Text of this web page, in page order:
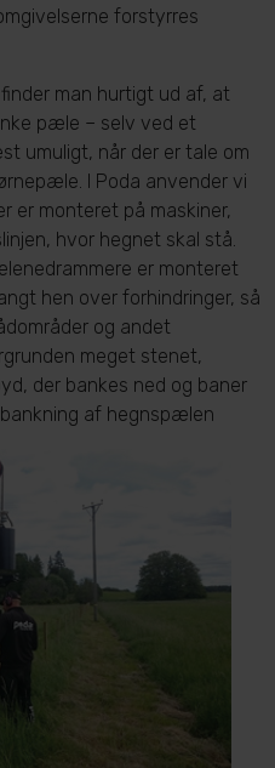
forstyrres
man hurtigt ud af, at
pæle – selv ved et
umuligt, når der er tale om
I Poda anvender vi
er monteret på maskiner,
hvor hegnet skal stå.
er monteret
hen over forhindringer, så
og andet
meget stenet,
der bankes ned og baner
af hegnspælen